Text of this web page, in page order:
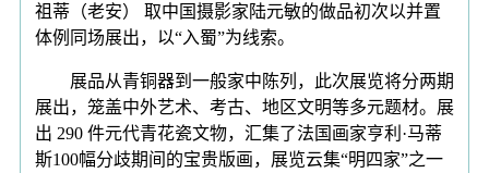
祖蒂（老安） 取中国摄影家陆元敏的做品初次以并置
体例同场展出，以“入蜀”为线索。
展品从青铜器到一般家中陈列，此次展览将分两期
展出，笼盖中外艺术、考古、地区文明等多元题材。展
出 290 件元代青花瓷文物，汇集了法国画家亨利·马蒂
斯100幅分歧期间的宝贵版画，展览云集“明四家”之一